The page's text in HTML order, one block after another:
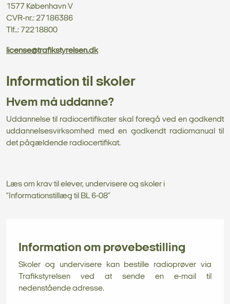
1577 København V
CVR-nr.: 27186386
Tlf..: 72218800
license@trafikstyrelsen.dk
Information til skoler
Hvem må uddanne?
Uddannelse til radiocertifikater skal foregå ved en godkendt
uddannelsesvirksomhed med en godkendt radiomanual til
det pågældende radiocertifikat.
Læs om krav til elever, undervisere og skoler i
”Informationstillæg til BL 6-08”
Information om prøvebestilling
Skoler og undervisere kan bestille radioprøver via
Trafikstyrelsen ved at sende en e-mail til
nedenstående adresse.